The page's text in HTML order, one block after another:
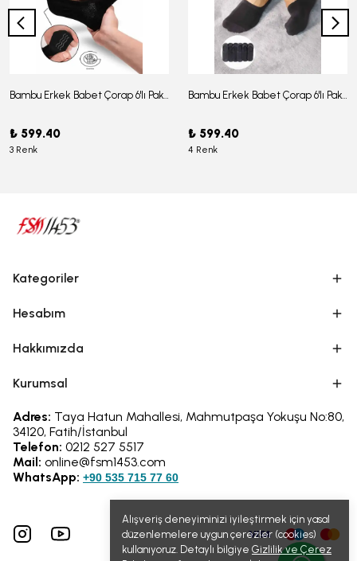
Alışveriş deneyiminizi iyileştirmek için yasal
düzenlemelere uygun çerezler (cookies)
kullanıyoruz. Detaylı bilgiye Gizlilik ve Çerez
Bambu Erkek Babet Çorap 6'lı Paket - J-03
₺ 599.40
3 Renk
Bambu Erkek Babet Çorap 6'lı Paket -J-08
₺ 599.40
4 Renk
Kategoriler
Hesabım
Hakkımızda
Kurumsal
Adres: Taya Hatun Mahallesi, Mahmutpaşa Yokuşu No:80,
34120, Fatih/İstanbul
Telefon: 0212 527 5517
Mail: online@fsm1453.com
WhatsApp: +90 535 715 77 60